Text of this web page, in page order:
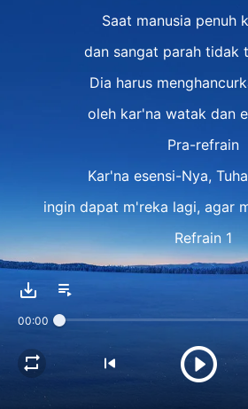
Saat manusia penuh
dan sangat parah tidak
Dia harus
oleh kar'na watak dan
Pra-refrain
Kar'na esensi-Nya,
ingin dapat m'reka lagi, agar
Refrain 1
Namun, orang terus m'lawan
Bagaimanapun Dia panggil,
p'nuhi kebutuhan, toleran
00:00